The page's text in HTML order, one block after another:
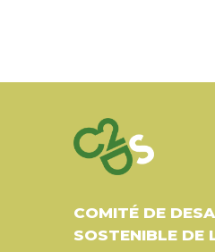
COMITÉ DE
SOSTENIBLE DE